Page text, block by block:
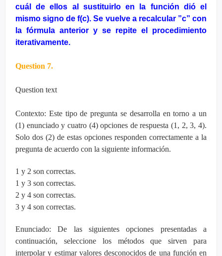
cuál de ellos al sustituirlo en la función dió el
mismo signo de f(c). Se vuelve a recalcular ”c” con
la fórmula anterior y se repite el procedimiento
iterativamente.
Question 7.
Question text
Contexto: Este tipo de pregunta se desarrolla en torno a un
(1) enunciado y cuatro (4) opciones de respuesta (1, 2, 3, 4).
Solo dos (2) de estas opciones responden correctamente a la
pregunta de acuerdo con la siguiente información.
1 y 2 son correctas.
1 y 3 son correctas.
2 y 4 son correctas.
3 y 4 son correctas.
Enunciado: De las siguientes opciones presentadas a
continuación, seleccione los métodos que sirven para
interpolar y estimar valores desconocidos de una función en